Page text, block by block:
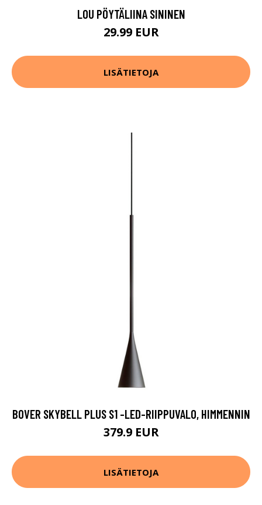
LOU PÖYTÄLIINA SININEN
29.99 EUR
LISÄTIETOJA
BOVER SKYBELL PLUS S1 -LED-RIIPPUVALO, HIMMENNIN
379.9 EUR
LISÄTIETOJA